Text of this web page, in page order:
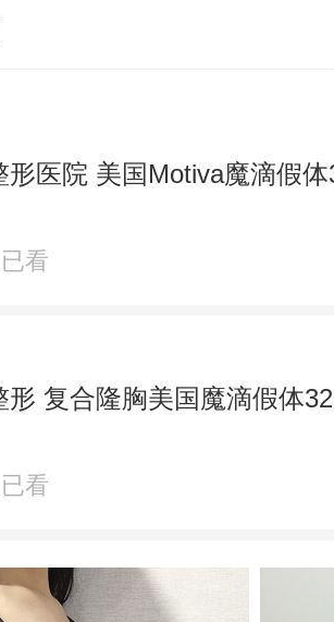
形医院 美国Motiva魔滴假
看
形 复合隆胸美国魔滴假体
看